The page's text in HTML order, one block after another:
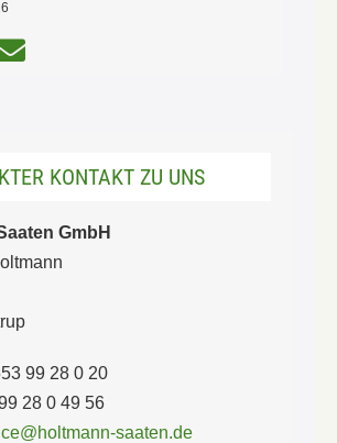
KONTAKT ZU UNS
GmbH
99 28 0 20
28 0 49 56
saaten.de